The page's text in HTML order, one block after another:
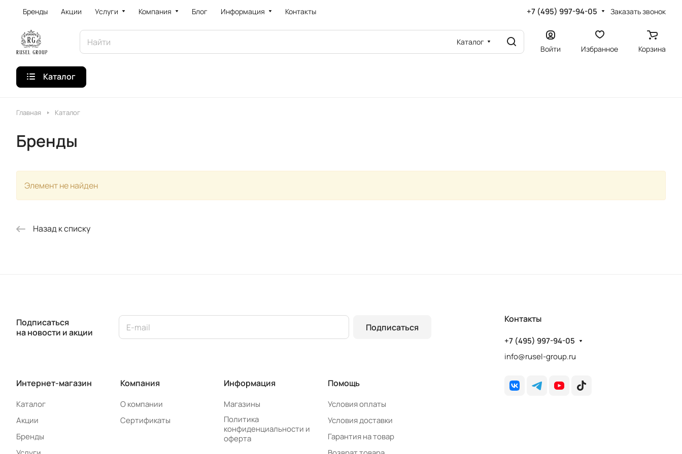
Бренды Акции Услуги Компания Блог Информация Контакты +7 (495) 997-94-05 Заказать звонок
Каталог
Войти Избранное Корзина
Каталог
Главная Каталог
Бренды
Элемент не найден
Назад к списку
Подписаться
на новости и акции
Подписаться
Интернет-магазин
Каталог
Акции
Бренды
Компания
О компании
Сертификаты
Информация
Магазины
Политика
конфиденциальности и
оферта
Помощь
Условия оплаты
Условия доставки
Гарантия на товар
Контакты
+7 (495) 997-94-05
info@rusel-group.ru